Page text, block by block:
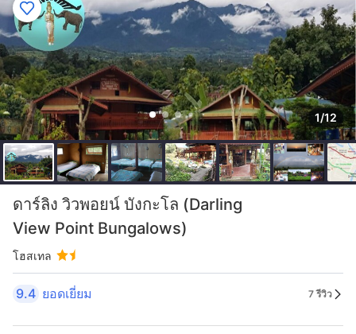
1/12
ดาร์ลิง วิวพอยน์ บังกะโล (Darling
View Point Bungalows)
โฮสเทล
9.4 ยอดเยี่ยม 7 รีวิว